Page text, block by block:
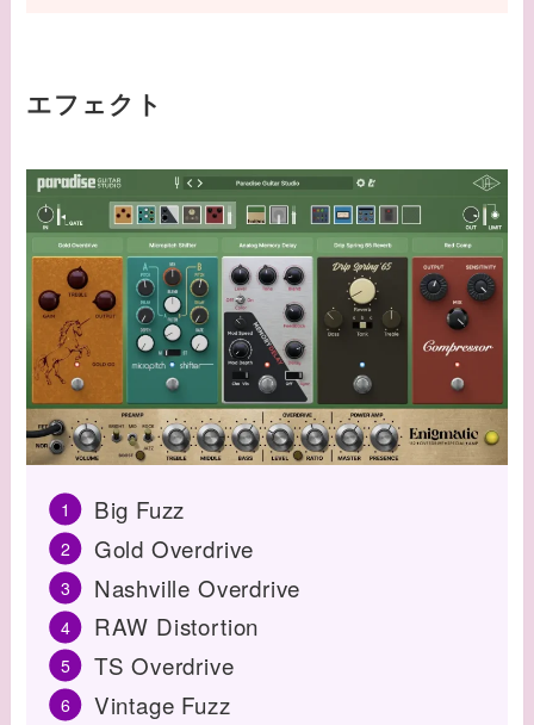
エフェクト
Big Fuzz
Gold Overdrive
Nashville Overdrive
RAW Distortion
TS Overdrive
Vintage Fuzz